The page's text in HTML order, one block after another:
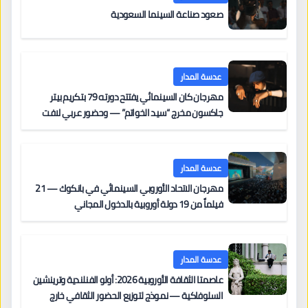
صعود صناعة السينما السعودية
عدسة المدار
مهرجان كان السينمائي يفتتح دورته 79 بتكريم بيتر
جاكسون مخرج “سيد الخواتم” — وحضور عربي لافت
عدسة المدار
مهرجان الاتحاد الأوروبي السينمائي في بانكوك — 21
فيلماً من 19 دولة أوروبية بالدخول المجاني
عدسة المدار
عاصمتا الثقافة الأوروبية 2026: أولو الفنلندية وترينشين
السلوفاكية — نموذج لتوزيع الحضور الثقافي خارج